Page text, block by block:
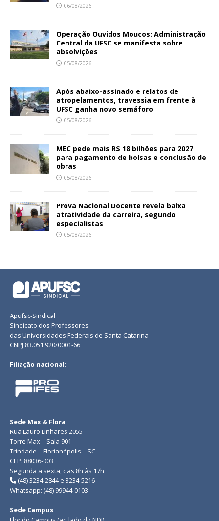
06/08/2026
Operação Ouvidos Moucos: Administração
Central da UFSC se manifesta sobre
absolvições
05/08/2026
Após abaixo-assinado e relatos de
atropelamentos, travessia em frente à
UFSC ganha novo semáforo
05/08/2026
MEC pede mais R$ 18 bilhões para 2027
para pagamento de bolsas e conclusão de
obras
05/08/2026
Prova Nacional Docente revela baixa
atratividade da carreira, segundo
especialistas
05/08/2026
Apufsc-Sindical
Sindicato dos Professores
das Universidades Federais de Santa Catarina
CNPJ 83.051.920/0001-66
Filiação nacional:
Sede Max & Flora
Rua Lauro Linhares 2055
Torre Max – Sala 901
Trindade – Florianópolis – SC
CEP: 88036-003
Segunda a sexta, das 8h às 17h
(48) 3234-2844 e 3234-5216
Whatsapp: (48) 99944-0103
Sede Campus